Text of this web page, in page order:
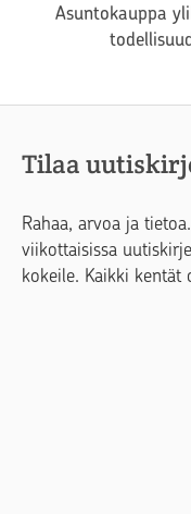
Asuntokauppa
Tilaa
Rahaa, arvoa ja
viikottaisissa
kokeile. Kaikki kentät